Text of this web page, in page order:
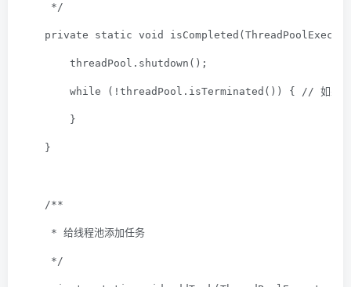
*/
private static void isCompleted
threadPool.shutdown();
while (!threadPool.isTerminated()) { // 如果没
}
}
/**
* 给线程池添加任务
*/